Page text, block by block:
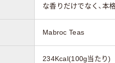
な香りだけでなく、本
Mabroc Teas
234Kcal(100g当たり)